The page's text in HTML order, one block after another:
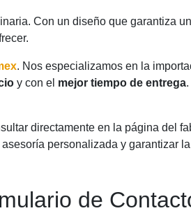
Con un diseño que garantiza
. Nos especializamos en la
y con el mejor tiempo de entrega
directamente en la página del
personalizada y garantizar
de